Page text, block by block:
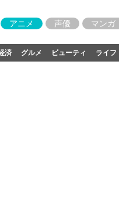
アニメ 声優 マンガ
済 グルメ ビューティ ライフ